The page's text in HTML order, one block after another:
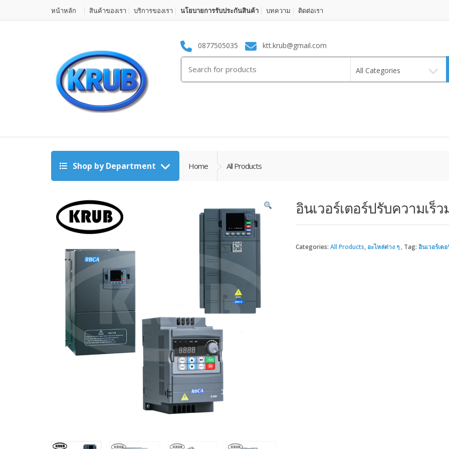
หน้าหลัก สินค้าของเรา บริการของเรา นโยบายการรับประกันสินค้า บทความ ติดต่อเรา
0877505035 ktt.krub@gmail.com
All Categories
Shop by Department Home All Products
อินเวอร์เตอร์ปรับความเร็ว
Categories: All Products, อะไหล่ต่าง ๆ Tag: อินเวอร์เต